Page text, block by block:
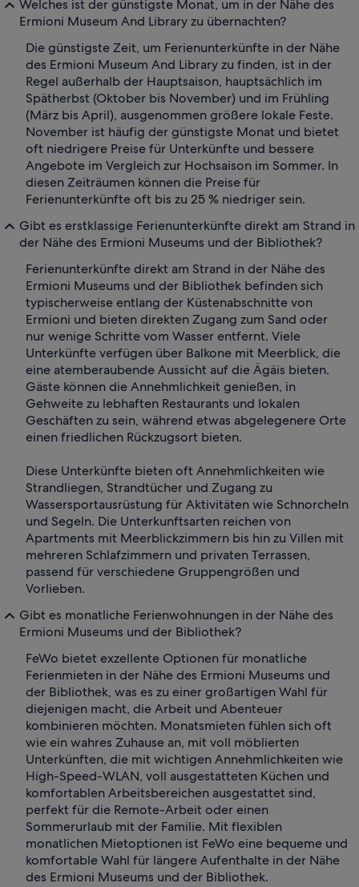
Welches ist der günstigste Monat, um in der Nähe des
Ermioni Museum And Library zu übernachten?
Die günstigste Zeit, um Ferienunterkünfte in der Nähe
des Ermioni Museum And Library zu finden, ist in der
Regel außerhalb der Hauptsaison, hauptsächlich im
Spätherbst (Oktober bis November) und im Frühling
(März bis April), ausgenommen größere lokale Feste.
November ist häufig der günstigste Monat und bietet
oft niedrigere Preise für Unterkünfte und bessere
Angebote im Vergleich zur Hochsaison im Sommer. In
diesen Zeiträumen können die Preise für
Ferienunterkünfte oft bis zu 25 % niedriger sein.
Gibt es erstklassige Ferienunterkünfte direkt am Strand in
der Nähe des Ermioni Museums und der Bibliothek?
Ferienunterkünfte direkt am Strand in der Nähe des
Ermioni Museums und der Bibliothek befinden sich
typischerweise entlang der Küstenabschnitte von
Ermioni und bieten direkten Zugang zum Sand oder
nur wenige Schritte vom Wasser entfernt. Viele
Unterkünfte verfügen über Balkone mit Meerblick, die
eine atemberaubende Aussicht auf die Ägäis bieten.
Gäste können die Annehmlichkeit genießen, in
Gehweite zu lebhaften Restaurants und lokalen
Geschäften zu sein, während etwas abgelegenere Orte
einen friedlichen Rückzugsort bieten.
Diese Unterkünfte bieten oft Annehmlichkeiten wie
Strandliegen, Strandtücher und Zugang zu
Wassersportausrüstung für Aktivitäten wie Schnorcheln
und Segeln. Die Unterkunftsarten reichen von
Apartments mit Meerblickzimmern bis hin zu Villen mit
mehreren Schlafzimmern und privaten Terrassen,
passend für verschiedene Gruppengrößen und
Vorlieben.
Gibt es monatliche Ferienwohnungen in der Nähe des
Ermioni Museums und der Bibliothek?
FeWo bietet exzellente Optionen für monatliche
Ferienmieten in der Nähe des Ermioni Museums und
der Bibliothek, was es zu einer großartigen Wahl für
diejenigen macht, die Arbeit und Abenteuer
kombinieren möchten. Monatsmieten fühlen sich oft
wie ein wahres Zuhause an, mit voll möblierten
Unterkünften, die mit wichtigen Annehmlichkeiten wie
High-Speed-WLAN, voll ausgestatteten Küchen und
komfortablen Arbeitsbereichen ausgestattet sind,
perfekt für die Remote-Arbeit oder einen
Sommerurlaub mit der Familie. Mit flexiblen
monatlichen Mietoptionen ist FeWo eine bequeme und
komfortable Wahl für längere Aufenthalte in der Nähe
des Ermioni Museums und der Bibliothek.